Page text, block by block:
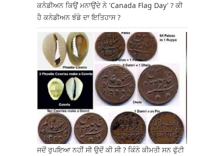
ਕਨੇਡੀਅਨ ਕਿਉਂ ਮਨਾਉਂਦੇ ਨੇ 'Canada Flag Day' ? ਕੀ
ਹੈ ਕਨੇਡੀਅਨ ਝੰਡੇ ਦਾ ਇਤਿਹਾਸ ?
ਜਦੋਂ ਰੁਪਇਆ ਨਹੀਂ ਸੀ ਉਦੋਂ ਕੀ ਸੀ ? ਕਿੰਨੇ ਕੀਮਤੀ ਸਨ ਫੁੱਟੀ